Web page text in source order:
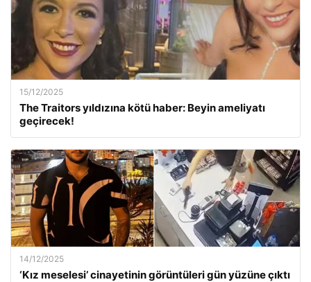
15/12/2025
The Traitors yıldızına kötü haber: Beyin ameliyatı
geçirecek!
14/12/2025
‘Kız meselesi’ cinayetinin görüntüleri gün yüzüne çıktı